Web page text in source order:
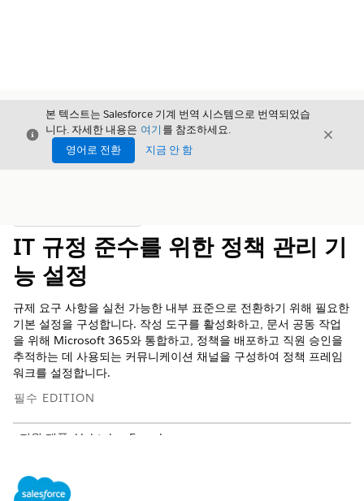
닫기
본 텍스트는 Salesforce 기계 번역 시스템으로 번역되었습
니다. 자세한 내용은 여기 를 참조하세요.
영어로 전환
지금 안 함
닫기
IT 규정 준수를 위한 정책 관리 기
능 설정
규제 요구 사항을 실천 가능한 내부 표준으로 전환하기 위해 필요한
기본 설정을 구성합니다. 작성 도구를 활성화하고, 문서 공동 작업
을 위해 Microsoft 365와 통합하고, 정책을 배포하고 직원 승인을
추적하는 데 사용되는 커뮤니케이션 채널을 구성하여 정책 프레임
워크를 설정합니다.
필수 EDITION
지원 제품: Lightning Experience
Performance